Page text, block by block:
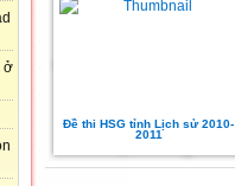
ở
Đề thi HSG tỉnh Lịch sử 2010-
2011